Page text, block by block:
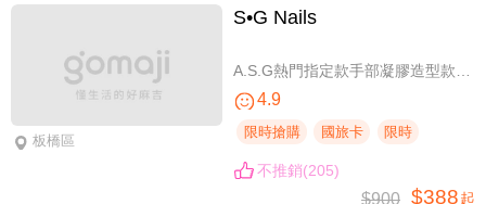
板橋區
S•G Nails
4.9
限時搶購 國旅卡 限時
不推銷(205)
$900 $388起